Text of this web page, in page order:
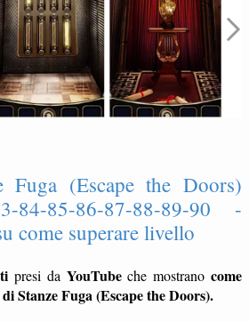
Fuga (Escape the Doors)
84-85-86-87-88-89-90 -
come superare livello
presi da YouTubeche mostranocome
Stanze Fuga (Escape the Doors).